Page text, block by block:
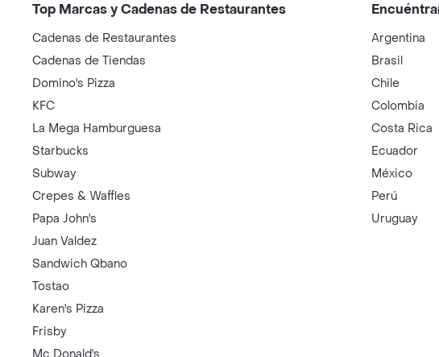
Top Marcas y Cadenas de Restaurantes
Cadenas de Restaurantes
Cadenas de Tiendas
Domino's Pizza
KFC
La Mega Hamburguesa
Starbucks
Subway
Crepes & Waffles
Papa John's
Juan Valdez
Sandwich Qbano
Tostao
Karen's Pizza
Frisby
Argentina
Brasil
Chile
Colombia
Costa Rica
Ecuador
México
Perú
Uruguay